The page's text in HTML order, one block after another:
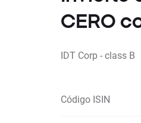
CERO
IDT Corp - class B
Código ISIN